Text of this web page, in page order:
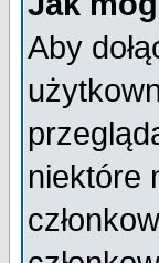
Aby
niektóre